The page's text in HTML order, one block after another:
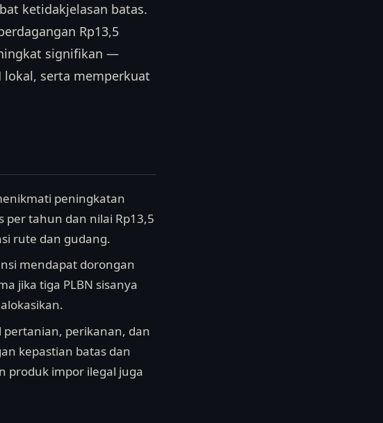
ketidakjelasan batas.
Rp13,5
signifikan —
serta memperkuat
peningkatan
tahun dan nilai Rp13,5
rute dan gudang.
mendapat dorongan
jika tiga PLBN sisanya
pertanian, perikanan, dan
kepastian batas dan
produk impor ilegal juga